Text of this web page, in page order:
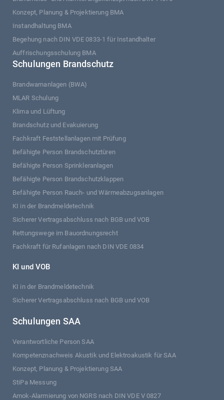
Konzept, Planung & Projektierung BMA
Instandhaltung BMA
Begehung nach DIN VDE 0833-1 für Instandhalter
Auffrischungsschulung BMA
Schulungen Brandschutz
Brandwarnanlagen (BWA)
MLAR Schulung
Klima und Lüftung
Brandschutz und Evakuierung
Fachkraft Feststellanlagen mit Prüfung
Befähigte Person Brandschutztüren
Befähigte Person Sprinkleranlagen
Befähigte Person Brandschutzklappen
Befähigte Person Rauch- und Wärmeabzugsanlagen
KI in der Brandmeldetechnik
Sicherer Vertragsabschluss nach BGB und VOB
Rettungswege im Bauordnungsrecht
Fachkraft für Rufanlagen nach DIN VDE 0834
KI und VOB
KI in der Brandmeldetechnik
Sicherer Vertragsabschluss nach BGB und VOB
Schulungen SAA
Verantwortliche Person SAA
Kompetenznachweis Akustik und Elektroakustik für SAA
Konzept, Planung & Projektierung SAA
StiPa Messung
Amok-Alarmierung von NGRS nach DIN VDE V 0827